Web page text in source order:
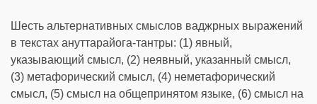
Шесть альтернативных смыслов ваджрных выражений
в текстах ануттарайога-тантры: (1) явный,
указывающий смысл, (2) неявный, указанный смысл,
(3) метафорический смысл, (4) неметафорический
смысл, (5) смысл на общепринятом языке, (6) смысл на